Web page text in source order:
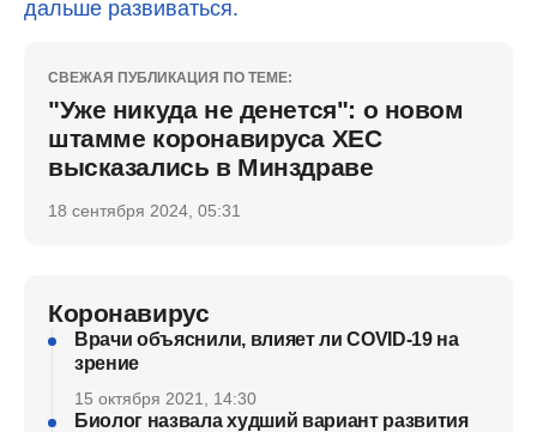
дальше развиваться.
СВЕЖАЯ ПУБЛИКАЦИЯ ПО ТЕМЕ:
"Уже никуда не денется": о новом
штамме коронавируса ХЕС
высказались в Минздраве
18 сентября 2024, 05:31
Коронавирус
Врачи объяснили, влияет ли COVID-19 на
зрение
15 октября 2021, 14:30
Биолог назвала худший вариант развития